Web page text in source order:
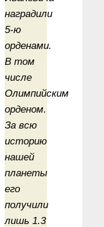
наградили
5-ю
орденами.
В том
числе
Олимпийским
орденом.
За всю
историю
нашей
планеты
его
получили
лишь 1.3